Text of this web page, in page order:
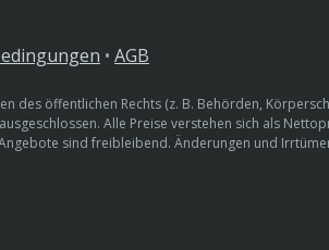
• AGB
des öffentlichen Rechts (z. B. Behörden,
Alle Preise verstehen sich als
sind freibleibend. Änderungen und